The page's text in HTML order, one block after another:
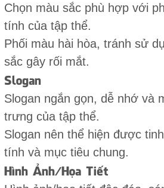
Chọn màu sắc phù hợp với
tính của tập thể.
Phối màu hài hòa, tránh sử
sắc gây rối mắt.
Slogan
Slogan ngắn gọn, dễ nhớ và
trưng của tập thể.
Slogan nên thể hiện được
tính và mục tiêu chung.
Hình Ảnh/Họa Tiết